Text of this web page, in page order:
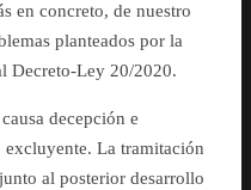
en concreto, de nuestro
planteados por la
Decreto-Ley 20/2020.
decepción e
La tramitación
al posterior desarrollo